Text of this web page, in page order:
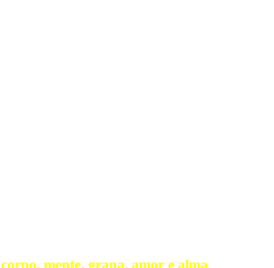
corpo, mente, grana, amor e alma